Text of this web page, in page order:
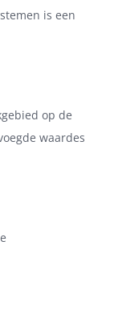
is een
op de
waardes